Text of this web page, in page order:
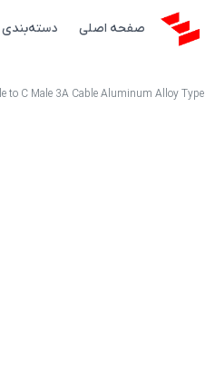
صفحه اصلی دسته‌بندی
to C Male 3A Cable Aluminum Alloy Type